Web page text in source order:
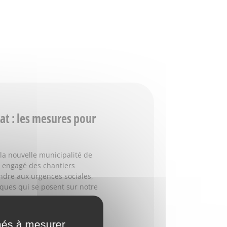
: les mesures pour
nouvelle municipalité de
des chantiers
aux urgences sociales,
qui se posent sur notre
à mesurer